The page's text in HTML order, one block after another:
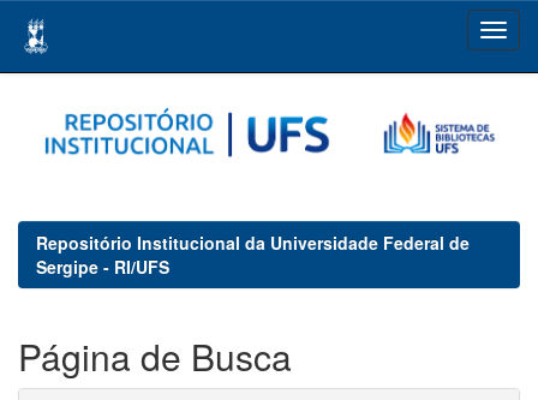
navigation
Repositório Institucional da Universidade Federal de
Sergipe - RI/UFS
Página de Busca